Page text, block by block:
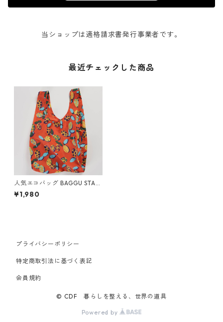
当ショップは適格請求書発行事業者です。
最近チェックした商品
人気エコバッグ BAGGU STAN
DARD スタンダードバグゥ バ
グー キンカン
¥1,980
プライバシーポリシー
特定商取引法に基づく表記
会員規約
© CDF 暮らしを整える、世界の道具
Powered by